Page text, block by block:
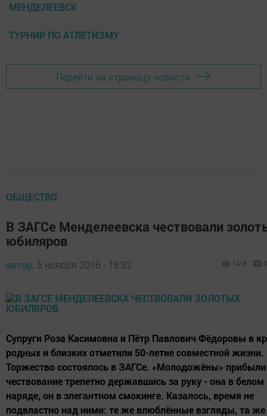
МЕНДЕЛЕЕВСК
ТУРНИР ПО АТЛЕТИЗМУ
Перейти на страницу новости
ОБЩЕСТВО
В ЗАГСе Менделеевска чествовали
юбиляров
автор, 5 ноября 2016 - 18:32 1418 0
Супруги Роза Касимовна и Пётр Павлович Фёдоровы в
родных и близких отметили 50-летие совместной жизни.
Торжество состоялось в ЗАГСе. «Молодожёны»
чествование трепетно державшись за руку - она в белом
наряде, он в элегантном смокинге. Казалось, время не
подвластно над ними: те же влюблённые взгляды, та же